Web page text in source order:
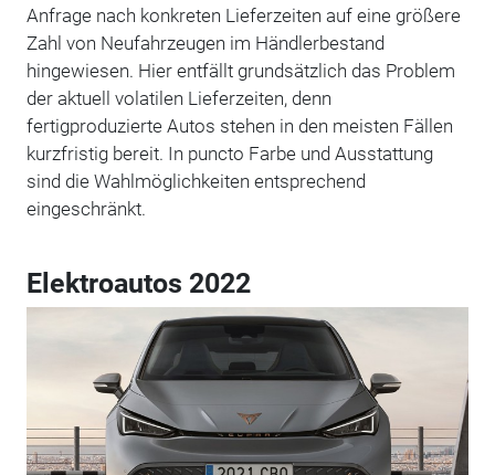
Anfrage nach konkreten Lieferzeiten auf eine größere
Zahl von Neufahrzeugen im Händlerbestand
hingewiesen. Hier entfällt grundsätzlich das Problem
der aktuell volatilen Lieferzeiten, denn
fertigproduzierte Autos stehen in den meisten Fällen
kurzfristig bereit. In puncto Farbe und Ausstattung
sind die Wahlmöglichkeiten entsprechend
eingeschränkt.
Elektroautos 2022